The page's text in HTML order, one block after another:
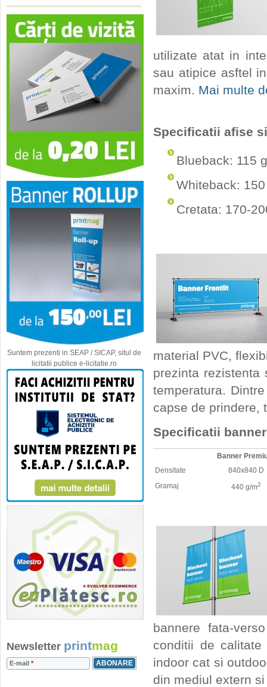
Suntem prezenti in SEAP / SICAP, situl de
licitatii publice e-licitatie.ro
Newsletter printmag
E-mail *
utilizate atat in
sau atipice asftel
maxim. Mai multe
Specificatii afise
Blueback: 115
Whiteback:
Cretata: 170-
material PVC,
prezinta
temperatura.
capse de prindere,
Specificatii
Banner
Densitate
840x840 D
Gramaj
440 g/m2
bannere fata-
conditii de
indoor cat si
din mediul extern